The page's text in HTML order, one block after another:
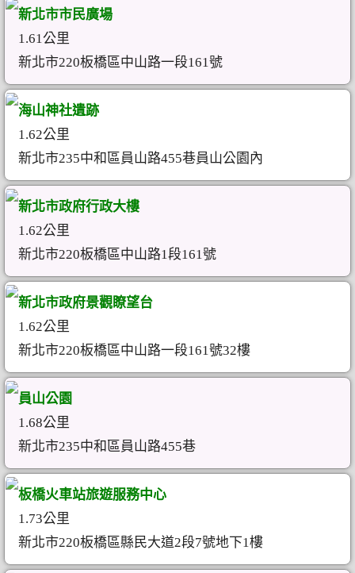
新北市市民廣場
1.61公里
新北市220板橋區中山路一段161號
海山神社遺跡
1.62公里
新北市235中和區員山路455巷員山公園內
新北市政府行政大樓
1.62公里
新北市220板橋區中山路1段161號
新北市政府景觀瞭望台
1.62公里
新北市220板橋區中山路一段161號32樓
員山公園
1.68公里
新北市235中和區員山路455巷
板橋火車站旅遊服務中心
1.73公里
新北市220板橋區縣民大道2段7號地下1樓